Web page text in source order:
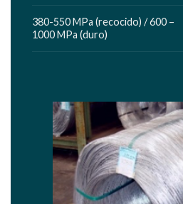
380-550 MPa (recocido) / 600 –
1000 MPa (duro)